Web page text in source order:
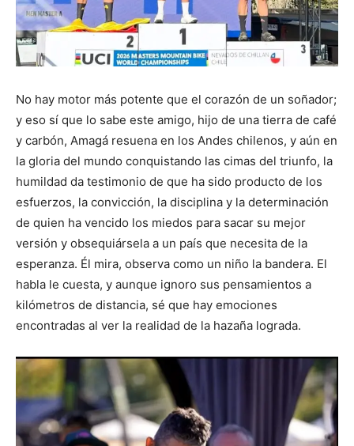
No hay motor más potente que el corazón de un soñador;
y eso sí que lo sabe este amigo, hijo de una tierra de café
y carbón, Amagá resuena en los Andes chilenos, y aún en
la gloria del mundo conquistando las cimas del triunfo, la
humildad da testimonio de que ha sido producto de los
esfuerzos, la convicción, la disciplina y la determinación
de quien ha vencido los miedos para sacar su mejor
versión y obsequiársela a un país que necesita de la
esperanza. Él mira, observa como un niño la bandera. El
habla le cuesta, y aunque ignoro sus pensamientos a
kilómetros de distancia, sé que hay emociones
encontradas al ver la realidad de la hazaña lograda.